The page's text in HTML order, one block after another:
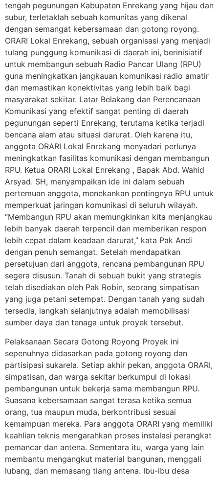
tengah pegunungan Kabupaten Enrekang yang hijau dan
subur, terletaklah sebuah komunitas yang dikenal
dengan semangat kebersamaan dan gotong royong.
ORARI Lokal Enrekang, sebuah organisasi yang menjadi
tulang punggung komunikasi di daerah ini, berinisiatif
untuk membangun sebuah Radio Pancar Ulang (RPU)
guna meningkatkan jangkauan komunikasi radio amatir
dan memastikan konektivitas yang lebih baik bagi
masyarakat sekitar. Latar Belakang dan Perencanaan
Komunikasi yang efektif sangat penting di daerah
pegunungan seperti Enrekang, terutama ketika terjadi
bencana alam atau situasi darurat. Oleh karena itu,
anggota ORARI Lokal Enrekang menyadari perlunya
meningkatkan fasilitas komunikasi dengan membangun
RPU. Ketua ORARI Lokal Enrekang , Bapak Abd. Wahid
Arsyad. SH, menyampaikan ide ini dalam sebuah
pertemuan anggota, menekankan pentingnya RPU untuk
memperkuat jaringan komunikasi di seluruh wilayah.
“Membangun RPU akan memungkinkan kita menjangkau
lebih banyak daerah terpencil dan memberikan respon
lebih cepat dalam keadaan darurat,” kata Pak Andi
dengan penuh semangat. Setelah mendapatkan
persetujuan dari anggota, rencana pembangunan RPU
segera disusun. Tanah di sebuah bukit yang strategis
telah disediakan oleh Pak Robin, seorang simpatisan
yang juga petani setempat. Dengan tanah yang sudah
tersedia, langkah selanjutnya adalah memobilisasi
sumber daya dan tenaga untuk proyek tersebut.
Pelaksanaan Secara Gotong Royong Proyek ini
sepenuhnya didasarkan pada gotong royong dan
partisipasi sukarela. Setiap akhir pekan, anggota ORARI,
simpatisan, dan warga sekitar berkumpul di lokasi
pembangunan untuk bekerja sama membangun RPU.
Suasana kebersamaan sangat terasa ketika semua
orang, tua maupun muda, berkontribusi sesuai
kemampuan mereka. Para anggota ORARI yang memiliki
keahlian teknis mengarahkan proses instalasi perangkat
pemancar dan antena. Sementara itu, warga yang lain
membantu mengangkut material bangunan, menggali
lubang, dan memasang tiang antena. Ibu-ibu desa